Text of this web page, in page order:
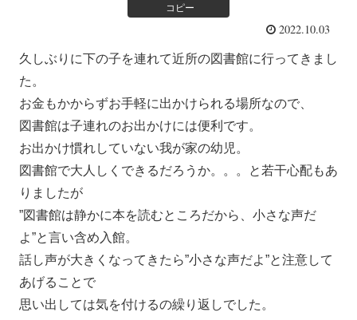
コピー
2022.10.03
久しぶりに下の子を連れて近所の図書館に行ってきまし
た。
お金もかからずお手軽に出かけられる場所なので、
図書館は子連れのお出かけには便利です。
お出かけ慣れしていない我が家の幼児。
図書館で大人しくできるだろうか。。。と若干心配もあ
りましたが
”図書館は静かに本を読むところだから、小さな声だ
よ”と言い含め入館。
話し声が大きくなってきたら”小さな声だよ”と注意して
あげることで
思い出しては気を付けるの繰り返しでした。